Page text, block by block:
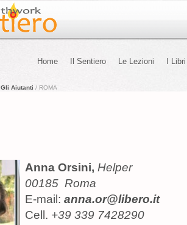
Home Il Sentiero Le Lezioni I Libri
Gli Aiutanti / ROMA
Anna Orsini, Helper
00185 Roma
E-mail: anna.or@libero.it
Cell. +39 339 7428290